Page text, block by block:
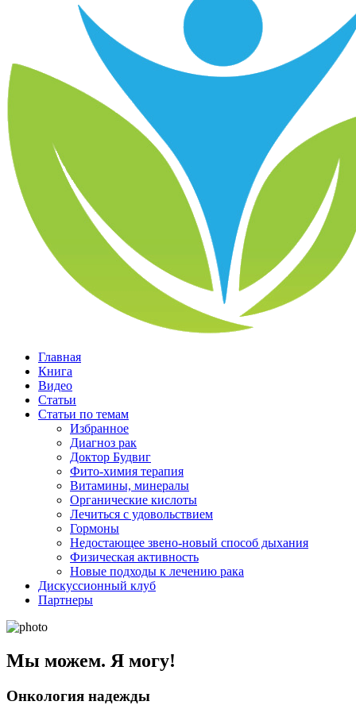
Главная
Книга
Видео
Статьи
Статьи по темам
Избранное
Диагноз рак
Доктор Будвиг
Фито-химия терапия
Витамины, минералы
Органические кислоты
Лечиться с удовольствием
Гормоны
Недостающее звено-новый способ дыхания
Физическая активность
Новые подходы к лечению рака
Дискуссионный клуб
Партнеры
Мы можем. Я могу!
Онкология надежды